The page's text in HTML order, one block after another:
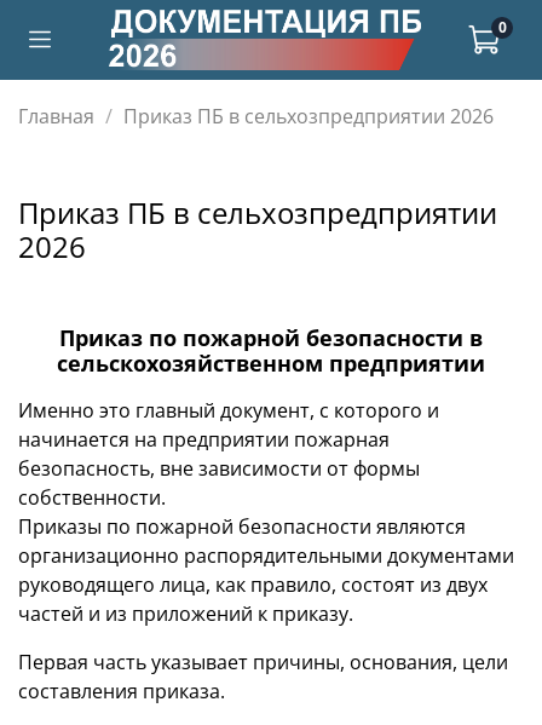
0
Главная Приказ ПБ в сельхозпредприятии 2026
Приказ ПБ в сельхозпредприятии
2026
Приказ по пожарной безопасности в
сельскохозяйственном предприятии
Именно это главный документ, с которого и
начинается на предприятии пожарная
безопасность, вне зависимости от формы
собственности.
Приказы по пожарной безопасности являются
организационно распорядительными документами
руководящего лица, как правило, состоят из двух
частей и из приложений к приказу.
Первая часть указывает причины, основания, цели
составления приказа.